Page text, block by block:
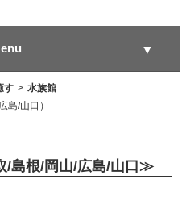
▼
▼
す
水族館
島/山口）
島根/岡山/広島/山口≫